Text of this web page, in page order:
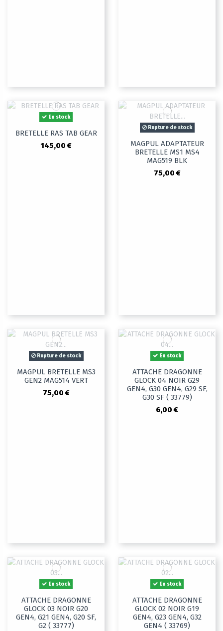
En stock
BRETELLE RAS TAB GEAR
145,00 €
Rupture de stock
MAGPUL ADAPTATEUR
BRETELLE MS1 MS4
MAG519 BLK
75,00 €
Rupture de stock
MAGPUL BRETELLE MS3
GEN2 MAG514 VERT
75,00 €
En stock
ATTACHE DRAGONNE
GLOCK 04 NOIR G29
GEN4, G30 GEN4, G29 SF,
G30 SF ( 33779)
6,00 €
En stock
ATTACHE DRAGONNE
GLOCK 03 NOIR G20
GEN4, G21 GEN4, G20 SF,
G2 ( 33777)
En stock
ATTACHE DRAGONNE
GLOCK 02 NOIR G19
GEN4, G23 GEN4, G32
GEN4 ( 33769)